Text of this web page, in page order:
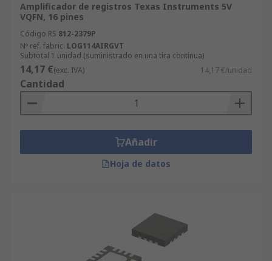
Amplificador de registros Texas Instruments 5V
VQFN, 16 pines
Código RS 812-2379P
Nº ref. fabric. LOG114AIRGVT
Subtotal 1 unidad (suministrado en una tira continua)
14,17 €(exc. IVA) 14,17 €/unidad
Cantidad
Añadir
Hoja de datos